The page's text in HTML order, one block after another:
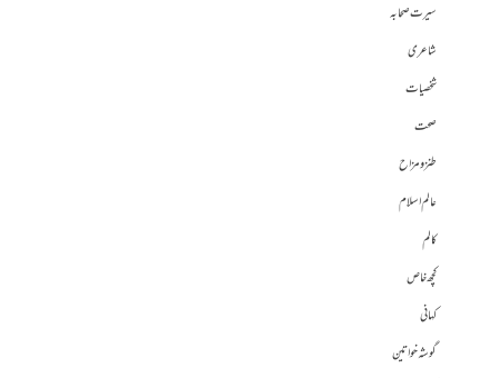
سیرت صحابہ
شاعری
شخصیات
صحت
طنز و مزاح
عالم اسلام
کالم
کچھ خاص
کہانی
گوشہ خواتین